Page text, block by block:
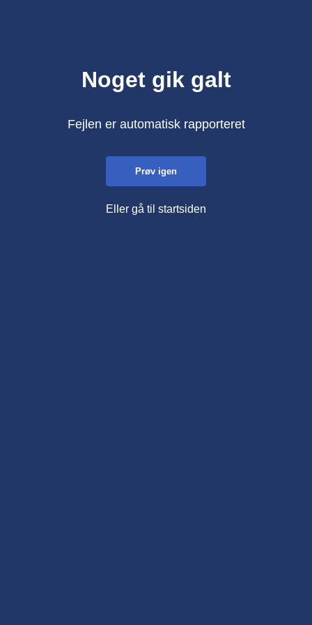
Noget gik galt
Fejlen er automatisk rapporteret
Prøv igen
Eller gå til startsiden